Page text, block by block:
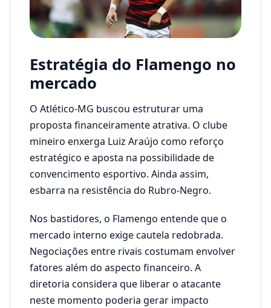
Estratégia do Flamengo no
mercado
O Atlético-MG buscou estruturar uma
proposta financeiramente atrativa. O clube
mineiro enxerga Luiz Araújo como reforço
estratégico e aposta na possibilidade de
convencimento esportivo. Ainda assim,
esbarra na resistência do Rubro-Negro.
Nos bastidores, o Flamengo entende que o
mercado interno exige cautela redobrada.
Negociações entre rivais costumam envolver
fatores além do aspecto financeiro. A
diretoria considera que liberar o atacante
neste momento poderia gerar impacto